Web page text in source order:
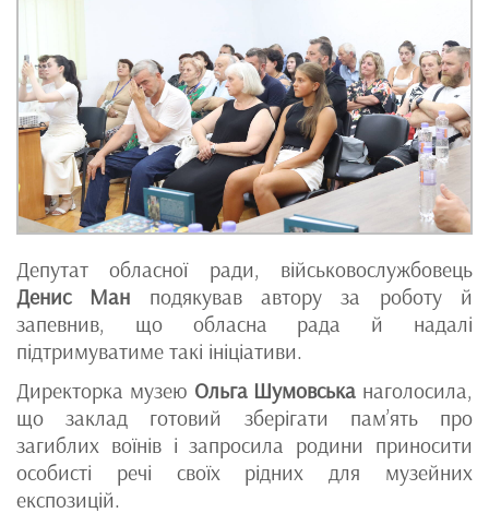
Депутат обласної ради, військовослужбовець
Денис Ман подякував автору за роботу й
запевнив, що обласна рада й надалі
підтримуватиме такі ініціативи.
Директорка музею Ольга Шумовська наголосила,
що заклад готовий зберігати пам’ять про
загиблих воїнів і запросила родини приносити
особисті речі своїх рідних для музейних
експозицій.